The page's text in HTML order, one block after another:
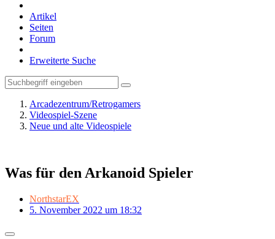
Artikel
Seiten
Forum
Erweiterte Suche
Arcadezentrum/Retrogamers
Videospiel-Szene
Neue und alte Videospiele
Was für den Arkanoid Spieler
NorthstarEX
5. November 2022 um 18:32